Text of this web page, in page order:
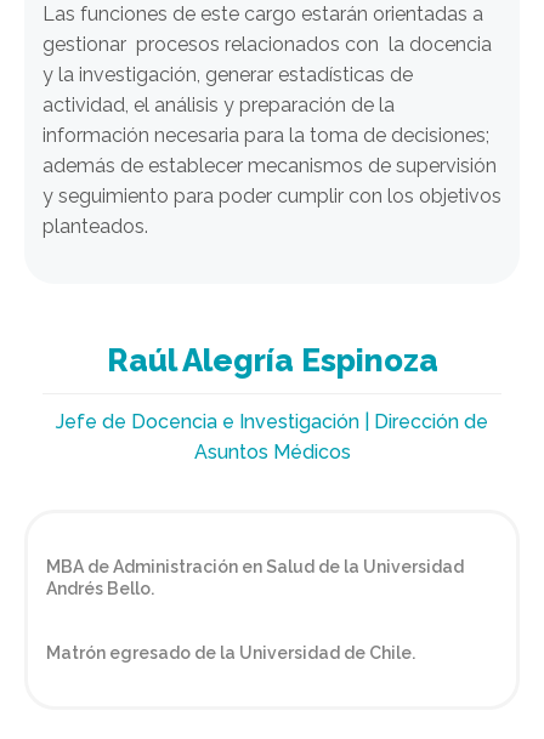
Las funciones de este cargo estarán orientadas a
gestionar procesos relacionados con la docencia
y la investigación, generar estadísticas de
actividad, el análisis y preparación de la
información necesaria para la toma de decisiones;
además de establecer mecanismos de supervisión
y seguimiento para poder cumplir con los objetivos
planteados.
Raúl Alegría Espinoza
Jefe de Docencia e Investigación | Dirección de
Asuntos Médicos
MBA de Administración en Salud de la Universidad
Andrés Bello.
Matrón egresado de la Universidad de Chile.